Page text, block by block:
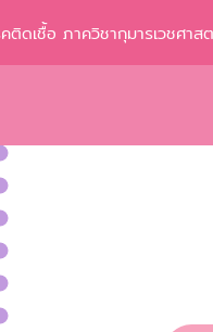
คติดเชื้อ ภาควิชากุมารเวชศ